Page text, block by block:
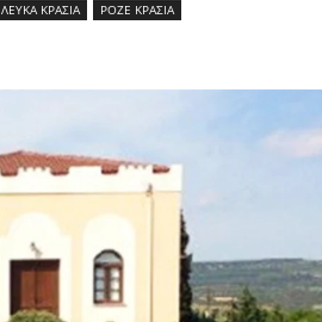
ΛΕΥΚΑ ΚΡΑΣΙΑ
ΡΟΖΕ ΚΡΑΣΙΑ